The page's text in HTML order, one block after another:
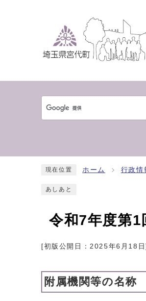
現在位置 ホーム 行政情
あしあと
令和7年度第1
[初版公開日：2025年6月18日]
附属機関等の名称